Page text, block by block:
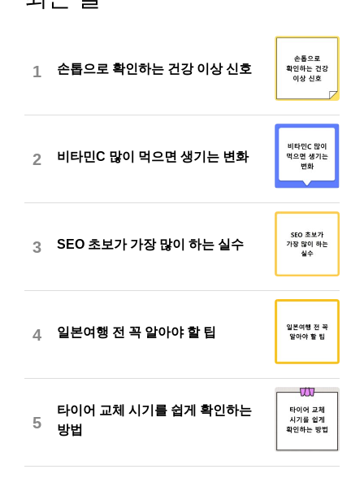
1 손톱으로 확인하는 건강 이상 신호
2 비타민C 많이 먹으면 생기는 변화
3 SEO 초보가 가장 많이 하는 실수
4 일본여행 전 꼭 알아야 할 팁
5
타이어 교체 시기를 쉽게 확인하는
방법